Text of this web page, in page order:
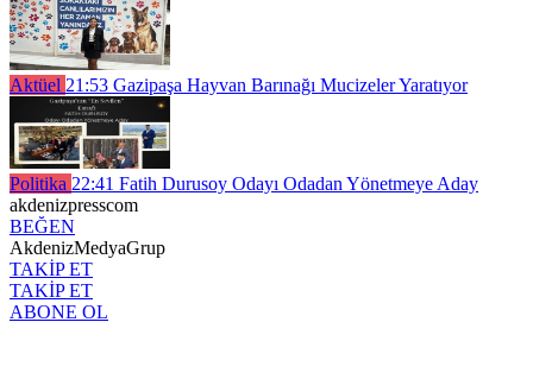
Aktüel 21:53 Gazipaşa Hayvan Barınağı Mucizeler Yaratıyor
Politika 22:41 Fatih Durusoy Odayı Odadan Yönetmeye Aday
akdenizpresscom
BEĞEN
AkdenizMedyaGrup
TAKİP ET
TAKİP ET
ABONE OL